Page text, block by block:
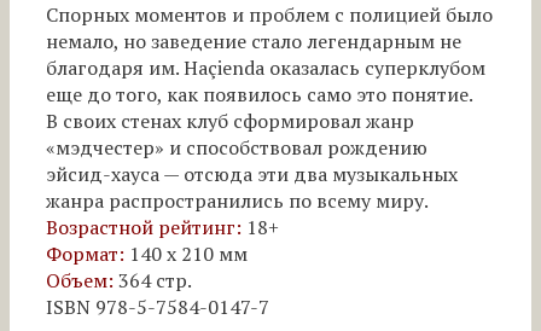
Спорных моментов и проблем с полицией было
немало, но заведение стало легендарным не
благодаря им. Haçienda оказалась суперклубом
еще до того, как появилось само это понятие.
В своих стенах клуб сформировал жанр
«мэдчестер» и способствовал рождению
эйсид-хауса — отсюда эти два музыкальных
жанра распространились по всему миру.
Возрастной рейтинг: 18+
Формат: 140 х 210 мм
Объем: 364 стр.
ISBN 978-5-7584-0147-7